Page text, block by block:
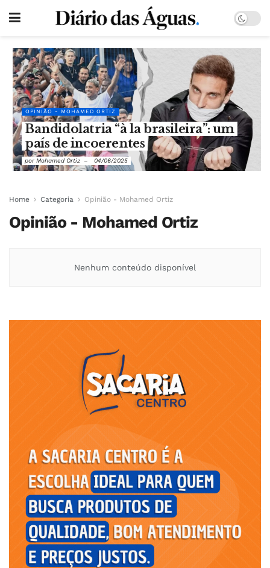
OPINIÃO - MOHAMED ORTIZ
Bandidolatria “à la brasileira”: um
país de incoerentes
por Mohamed Ortiz 04/06/2025
Home Categoria Opinião - Mohamed Ortiz
Opinião - Mohamed Ortiz
Nenhum conteúdo disponível